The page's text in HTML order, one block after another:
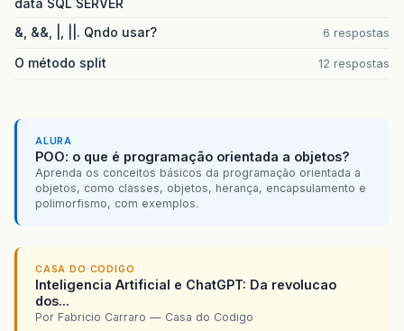
data SQL SERVER
&, &&, |, ||. Qndo usar? 6 respostas
O método split 12 respostas
ALURA
POO: o que é programação orientada a objetos?
Aprenda os conceitos básicos da programação orientada a
objetos, como classes, objetos, herança, encapsulamento e
polimorfismo, com exemplos.
CASA DO CODIGO
Inteligencia Artificial e ChatGPT: Da revolucao
dos...
Por Fabricio Carraro — Casa do Codigo